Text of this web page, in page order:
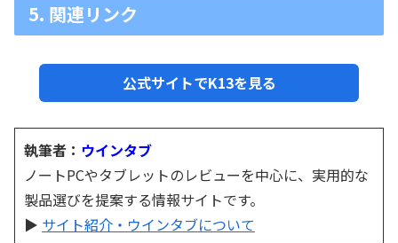
5. 関連リンク
公式サイトでK13を見る
執筆者： ウインタブ
ノートPCやタブレットのレビューを中心に、実用的な
製品選びを提案する情報サイトです。
▶ サイト紹介・ウインタブについて